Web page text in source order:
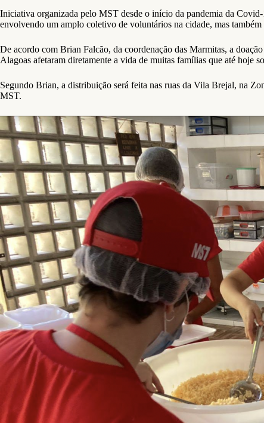
Iniciativa organizada pelo MST desde o início da pandemia da
envolvendo um amplo coletivo de voluntários na cidade, mas
De acordo com Brian Falcão, da coordenação das Marmitas, a
Alagoas afetaram diretamente a vida de muitas famílias que até hoje
Segundo Brian, a distribuição será feita nas ruas da Vila Brejal, na
MST.